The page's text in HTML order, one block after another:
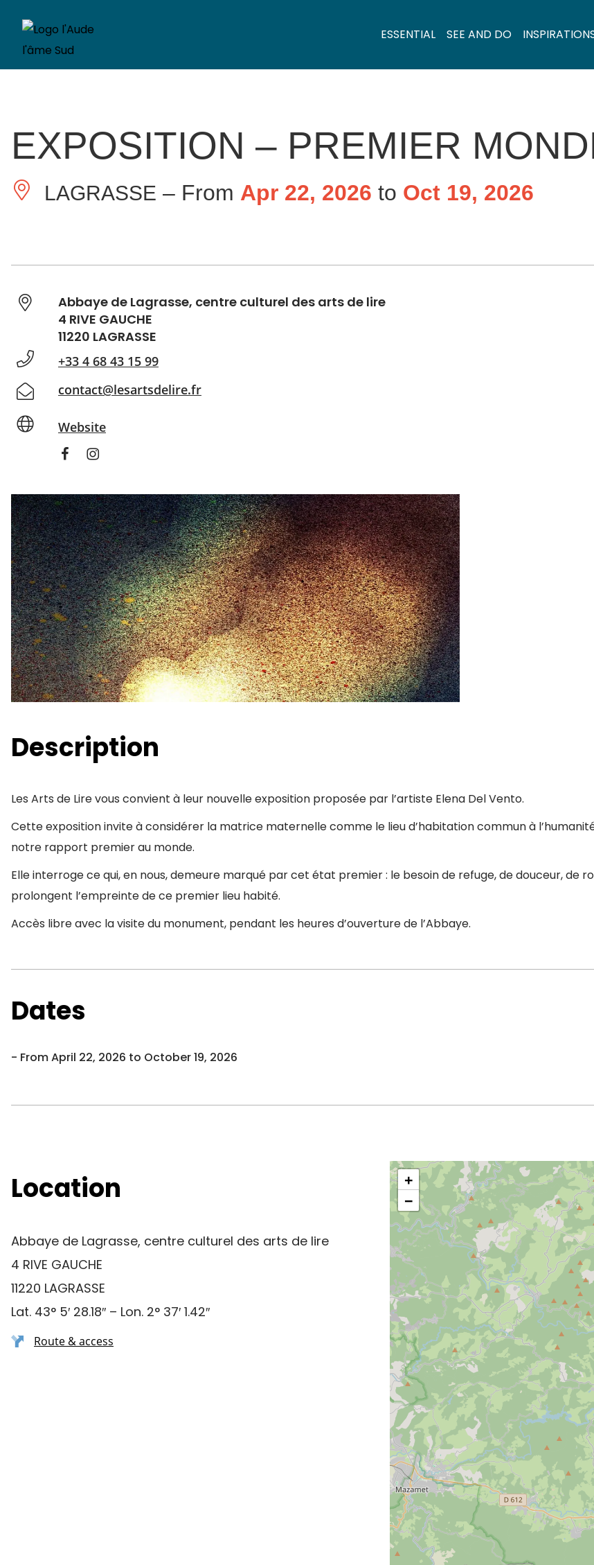
ESSENTIAL SEE AND DO
EXPOSITION – PREMIER
LAGRASSE – From Apr 22, 2026 to Oct 19, 2026
Abbaye de Lagrasse, centre culturel des arts de lire
4 RIVE GAUCHE
11220 LAGRASSE
+33 4 68 43 15 99
contact@lesartsdelire.fr
Website
Description
Les Arts de Lire vous convient à leur nouvelle exposition proposée par l’artiste Elena Del Vento.
Cette exposition invite à considérer la matrice maternelle comme le lieu d’habitation commun à
notre rapport premier au monde.
Elle interroge ce qui, en nous, demeure marqué par cet état premier : le besoin de refuge, de douceur, de
prolongent l’empreinte de ce premier lieu habité.
Accès libre avec la visite du monument, pendant les heures d’ouverture de l’Abbaye.
Dates
From April 22, 2026 to October 19, 2026
Location
Abbaye de Lagrasse, centre culturel des arts de lire
4 RIVE GAUCHE
11220 LAGRASSE
Lat. 43° 5′ 28.18″ – Lon. 2° 37′ 1.42″
Route & access
+
−